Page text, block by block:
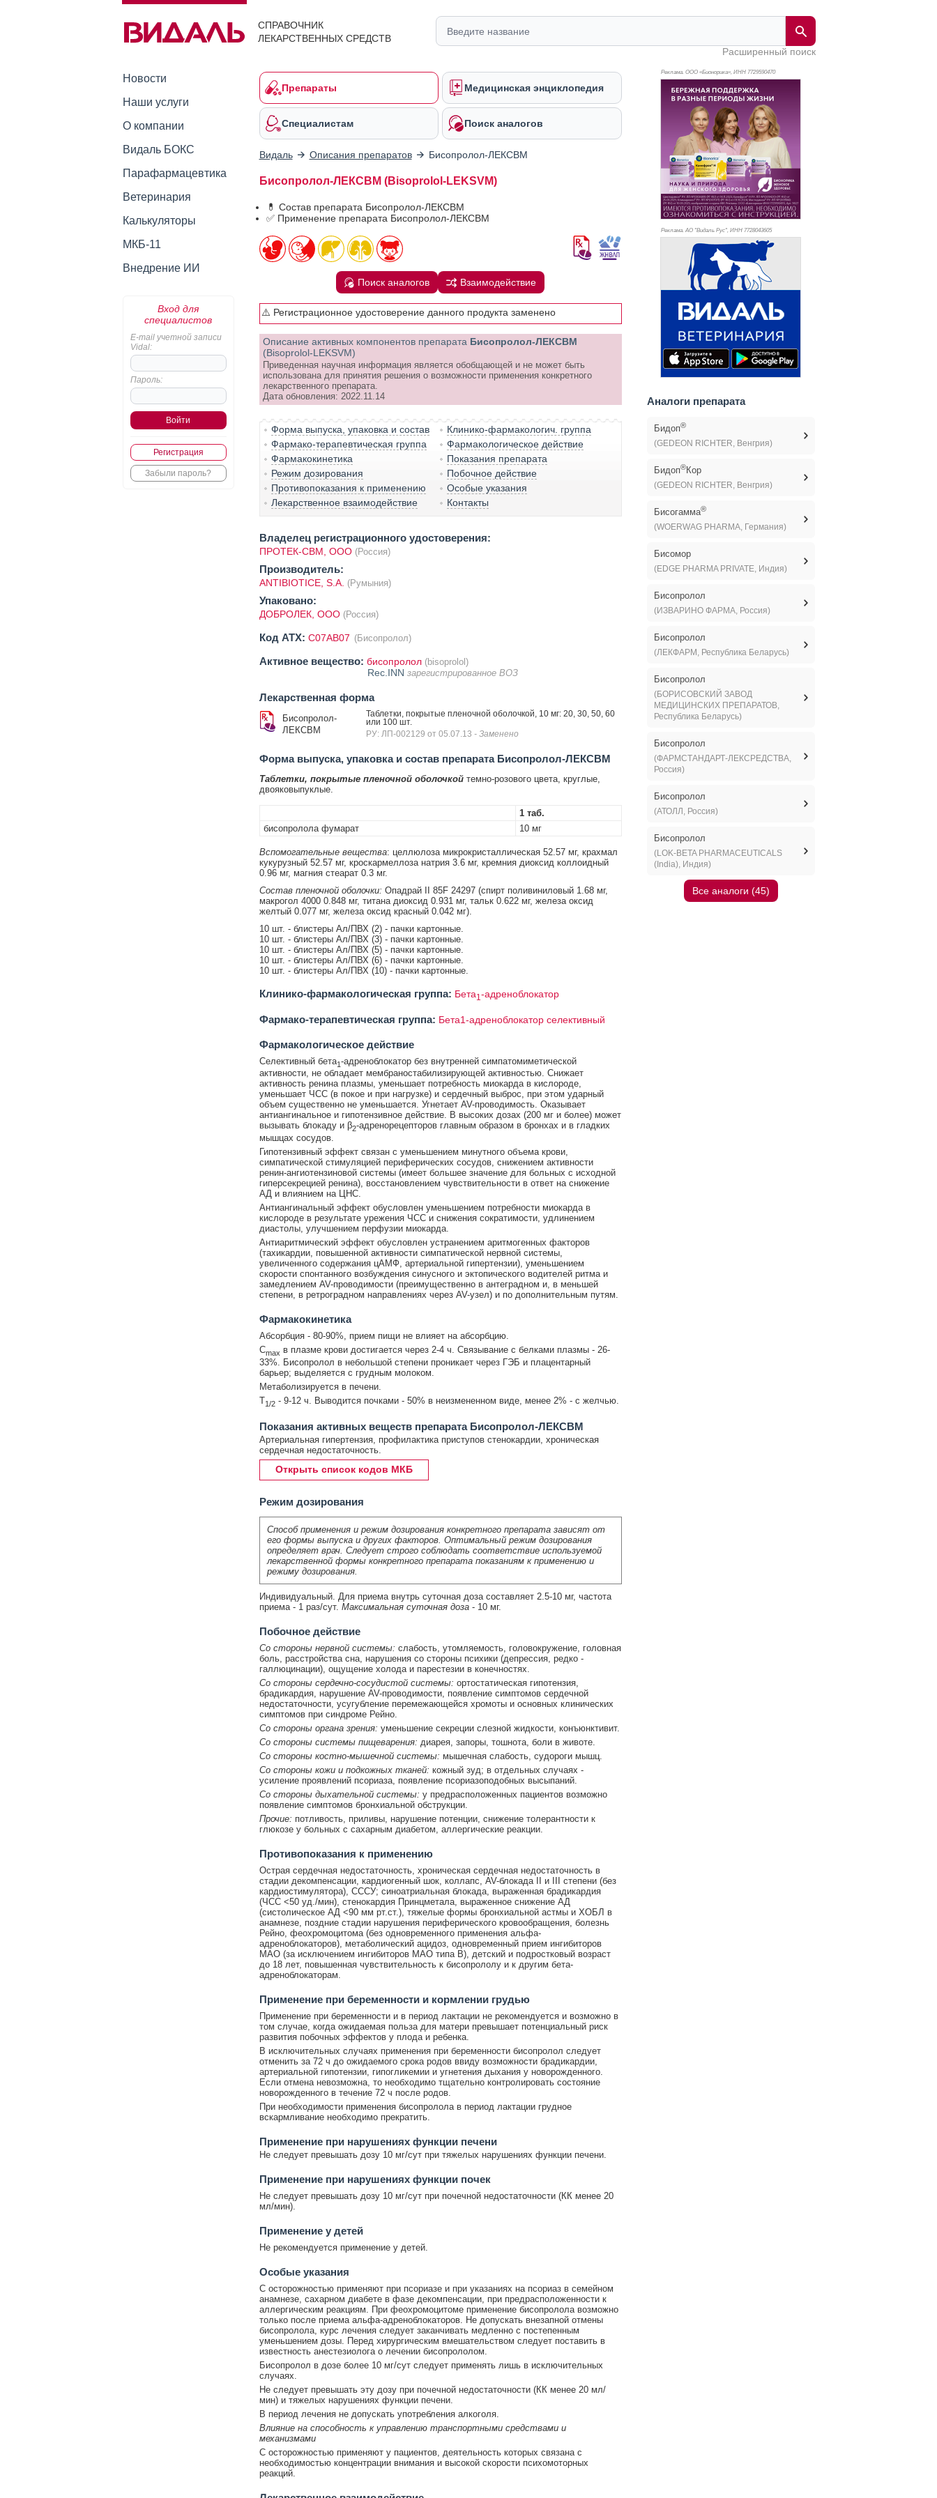
СПРАВОЧНИК
ЛЕКАРСТВЕННЫХ СРЕДСТВ
Расширенный поиск
Новости
Наши услуги
О компании
Видаль БОКС
Парафармацевтика
Ветеринария
Калькуляторы
МКБ-11
Внедрение ИИ
Вход для
специалистов
E-mail учетной записи
Vidal:
Пароль:
Регистрация
Забыли пароль?
Препараты Медицинская энциклопедия
Специалистам Поиск аналогов
Видаль Описания препаратов Бисопролол-ЛЕКСВМ
Бисопролол-ЛЕКСВМ (Bisoprolol-LEKSVM)
💊 Состав препарата Бисопролол-ЛЕКСВМ
✅ Применение препарата Бисопролол-ЛЕКСВМ
Поиск аналогов Взаимодействие
⚠️ Регистрационное удостоверение данного продукта заменено
Описание активных компонентов препарата Бисопролол-ЛЕКСВМ
(Bisoprolol-LEKSVM)
Приведенная научная информация является обобщающей и не может быть
использована для принятия решения о возможности применения конкретного
лекарственного препарата.
Дата обновления: 2022.11.14
Форма выпуска, упаковка и состав
Клинико-фармакологич. группа
Фармако-терапевтическая группа
Фармакологическое действие
Фармакокинетика
Показания препарата
Режим дозирования
Побочное действие
Противопоказания к применению
Особые указания
Лекарственное взаимодействие
Контакты
Владелец регистрационного удостоверения:
ПРОТЕК-СВМ, ООО (Россия)
Производитель:
ANTIBIOTICE, S.A. (Румыния)
Упаковано:
ДОБРОЛЕК, ООО (Россия)
Код ATX: C07AB07 (Бисопролол)
Активное вещество: бисопролол (bisoprolol)
Rec.INN зарегистрированное ВОЗ
Лекарственная форма
Бисопролол-
ЛЕКСВМ
Таблетки, покрытые пленочной оболочкой, 10 мг: 20, 30, 50, 60
или 100 шт.
РУ: ЛП-002129 от 05.07.13 - Заменено
Форма выпуска, упаковка и состав препарата Бисопролол-ЛЕКСВМ
Таблетки, покрытые пленочной оболочкойтемно-розового цвета, круглые,
двояковыпуклые.
1 таб.
бисопролола фумарат
10 мг
Вспомогательные вещества: целлюлоза микрокристаллическая 52.57 мг, крахмал
кукурузный 52.57 мг, кроскармеллоза натрия 3.6 мг, кремния диоксид коллоидный
0.96 мг, магния стеарат 0.3 мг.
Состав пленочной оболочки: Опадрай II 85F 24297 (спирт поливиниловый 1.68 мг,
макрогол 4000 0.848 мг, титана диоксид 0.931 мг, тальк 0.622 мг, железа оксид
желтый 0.077 мг, железа оксид красный 0.042 мг).
10 шт. - блистеры Ал/ПВХ (2) - пачки картонные.
10 шт. - блистеры Ал/ПВХ (3) - пачки картонные.
10 шт. - блистеры Ал/ПВХ (5) - пачки картонные.
10 шт. - блистеры Ал/ПВХ (6) - пачки картонные.
10 шт. - блистеры Ал/ПВХ (10) - пачки картонные.
Клинико-фармакологическая группа: Бета1 -адреноблокатор
Фармако-терапевтическая группа: Бета1-адреноблокатор селективный
Фармакологическое действие
Селективный бета1-адреноблокатор без внутренней симпатомиметической
активности, не обладает мембраностабилизирующей активностью. Снижает
активность ренина плазмы, уменьшает потребность миокарда в кислороде,
уменьшает ЧСС (в покое и при нагрузке) и сердечный выброс, при этом ударный
объем существенно не уменьшается. Угнетает AV-проводимость. Оказывает
антиангинальное и гипотензивное действие. В высоких дозах (200 мг и более) может
вызывать блокаду и β2-адренорецепторов главным образом в бронхах и в гладких
мышцах сосудов.
Гипотензивный эффект связан с уменьшением минутного объема крови,
симпатической стимуляцией периферических сосудов, снижением активности
ренин-ангиотензиновой системы (имеет большее значение для больных с исходной
гиперсекрецией ренина), восстановлением чувствительности в ответ на снижение
АД и влиянием на ЦНС.
Антиангинальный эффект обусловлен уменьшением потребности миокарда в
кислороде в результате урежения ЧСС и снижения сократимости, удлинением
диастолы, улучшением перфузии миокарда.
Антиаритмический эффект обусловлен устранением аритмогенных факторов
(тахикардии, повышенной активности симпатической нервной системы,
увеличенного содержания цАМФ, артериальной гипертензии), уменьшением
скорости спонтанного возбуждения синусного и эктопического водителей ритма и
замедлением AV-проводимости (преимущественно в антеградном и, в меньшей
степени, в ретроградном направлениях через AV-узел) и по дополнительным путям.
Фармакокинетика
Абсорбция - 80-90%, прием пищи не влияет на абсорбцию.
Cmax в плазме крови достигается через 2-4 ч. Связывание с белками плазмы - 26-
33%. Бисопролол в небольшой степени проникает через ГЭБ и плацентарный
барьер; выделяется с грудным молоком.
Метаболизируется в печени.
T1/2- 9-12 ч. Выводится почками - 50% в неизмененном виде, менее 2% - с желчью.
Показания активных веществ препарата Бисопролол-ЛЕКСВМ
Артериальная гипертензия, профилактика приступов стенокардии, хроническая
сердечная недостаточность.
Открыть список кодов МКБ
Режим дозирования
Способ применения и режим дозирования конкретного препарата зависят от
его формы выпуска и других факторов. Оптимальный режим дозирования
определяет врач. Следует строго соблюдать соответствие используемой
лекарственной формы конкретного препарата показаниям к применению и
режиму дозирования.
Индивидуальный. Для приема внутрь суточная доза составляет 2.5-10 мг, частота
приема - 1 раз/сут. Максимальная суточная доза- 10 мг.
Побочное действие
Со стороны нервной системы: слабость, утомляемость, головокружение, головная
боль, расстройства сна, нарушения со стороны психики (депрессия, редко -
галлюцинации), ощущение холода и парестезии в конечностях.
Со стороны сердечно-сосудистой системы: ортостатическая гипотензия,
брадикардия, нарушение AV-проводимости, появление симптомов сердечной
недостаточности, усугубление перемежающейся хромоты и основных клинических
симптомов при синдроме Рейно.
Со стороны органа зрения: уменьшение секреции слезной жидкости, конъюнктивит.
Со стороны системы пищеварения: диарея, запоры, тошнота, боли в животе.
Со стороны костно-мышечной системы: мышечная слабость, судороги мышц.
Со стороны кожи и подкожных тканей: кожный зуд; в отдельных случаях -
усиление проявлений псориаза, появление псориазоподобных высыпаний.
Со стороны дыхательной системы: у предрасположенных пациентов возможно
появление симптомов бронхиальной обструкции.
Прочие: потливость, приливы, нарушение потенции, снижение толерантности к
глюкозе у больных с сахарным диабетом, аллергические реакции.
Противопоказания к применению
Острая сердечная недостаточность, хроническая сердечная недостаточность в
стадии декомпенсации, кардиогенный шок, коллапс, AV-блокада II и III степени (без
кардиостимулятора), СССУ; синоатриальная блокада, выраженная брадикардия
(ЧСС <50 уд./мин), стенокардия Принцметала, выраженное снижение АД
(систолическое АД <90 мм рт.ст.), тяжелые формы бронхиальной астмы и ХОБЛ в
анамнезе, поздние стадии нарушения периферического кровообращения, болезнь
Рейно, феохромоцитома (без одновременного применения альфа-
адреноблокаторов), метаболический ацидоз, одновременный прием ингибиторов
МАО (за исключением ингибиторов МАО типа В), детский и подростковый возраст
до 18 лет, повышенная чувствительность к бисопрололу и к другим бета-
адреноблокаторам.
Применение при беременности и кормлении грудью
Применение при беременности и в период лактации не рекомендуется и возможно в
том случае, когда ожидаемая польза для матери превышает потенциальный риск
развития побочных эффектов у плода и ребенка.
В исключительных случаях применения при беременности бисопролол следует
отменить за 72 ч до ожидаемого срока родов ввиду возможности брадикардии,
артериальной гипотензии, гипогликемии и угнетения дыхания у новорожденного.
Если отмена невозможна, то необходимо тщательно контролировать состояние
новорожденного в течение 72 ч после родов.
При необходимости применения бисопролола в период лактации грудное
вскармливание необходимо прекратить.
Применение при нарушениях функции печени
Не следует превышать дозу 10 мг/сут при тяжелых нарушениях функции печени.
Применение при нарушениях функции почек
Не следует превышать дозу 10 мг/сут при почечной недостаточности (КК менее 20
мл/мин).
Применение у детей
Не рекомендуется применение у детей.
Особые указания
С осторожностью применяют при псориазе и при указаниях на псориаз в семейном
анамнезе, сахарном диабете в фазе декомпенсации, при предрасположенности к
аллергическим реакциям. При феохромоцитоме применение бисопролола возможно
только после приема альфа-адреноблокаторов. Не допускать внезапной отмены
бисопролола, курс лечения следует заканчивать медленно с постепенным
уменьшением дозы. Перед хирургическим вмешательством следует поставить в
известность анестезиолога о лечении бисопрололом.
Бисопролол в дозе более 10 мг/сут следует применять лишь в исключительных
случаях.
Не следует превышать эту дозу при почечной недостаточности (КК менее 20 мл/
мин) и тяжелых нарушениях функции печени.
В период лечения не допускать употребления алкоголя.
Влияние на способность к управлению транспортными средствами и
механизмами
С осторожностью применяют у пациентов, деятельность которых связана с
необходимостью концентрации внимания и высокой скорости психомоторных
реакций.
Реклама. ООО «Бионорика», ИНН 7729590470
Реклама. АО "Видаль Рус", ИНН 7728043605
Аналоги препарата
Бидоп®
(GEDEON RICHTER, Венгрия)
Бидоп®Кор
(GEDEON RICHTER, Венгрия)
Бисогамма®
(WOERWAG PHARMA, Германия)
Бисомор
(EDGE PHARMA PRIVATE, Индия)
Бисопролол
(ИЗВАРИНО ФАРМА, Россия)
Бисопролол
(ЛЕКФАРМ, Республика Беларусь)
Бисопролол
(БОРИСОВСКИЙ ЗАВОД
МЕДИЦИНСКИХ ПРЕПАРАТОВ,
Республика Беларусь)
Бисопролол
(ФАРМСТАНДАРТ-ЛЕКСРЕДСТВА,
Россия)
Бисопролол
(АТОЛЛ, Россия)
Бисопролол
(LOK-BETA PHARMACEUTICALS
(India), Индия)
Все аналоги (45)